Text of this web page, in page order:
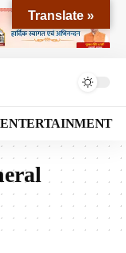
ENTERTAINMENT
Translate »